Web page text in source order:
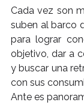
Cada vez son
suben al barco
para lograr
objetivo, dar a
y buscar una
con sus
Ante es